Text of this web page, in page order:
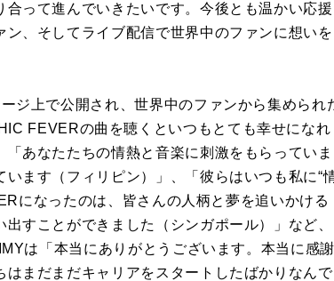
って進んでいきたいです。今後とも温かい応援
、そしてライブ配信で世界中のファンに想いを
ジ上で公開され、世界中のファンから集められ
FEVERの曲を聴くといつもとても幸せになれ
あなたたちの情熱と音楽に刺激をもらっていま
ます（フィリピン）」、「彼らはいつも私に“
になったのは、皆さんの人柄と夢を追いかける
すことができました（シンガポール）」など、
は「本当にありがとうございます。本当に感謝
まだまだキャリアをスタートしたばかりなんで